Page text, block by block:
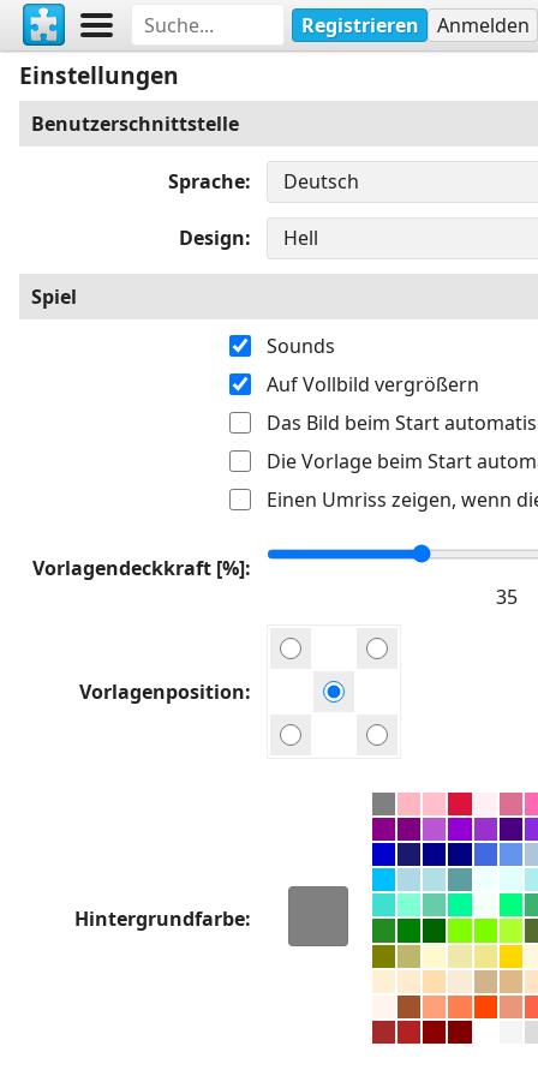
Registrieren Anmelden
Einstellungen
Benutzerschnittstelle
Sprache
Design
Spiel
Sounds
Auf Vollbild vergrößern
Das Bild beim Start
Die Vorlage beim Start
Einen Umriss zeigen, wenn
Vorlagendeckkraft [%]
Vorlagenposition
Hintergrundfarbe